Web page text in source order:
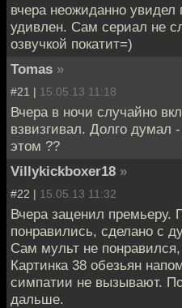
вчера неожиданно
удивлен. Сам сериал не
озвучкой покатит=)
Tomas »
#21 | 15.05.13 11:18
Вчера в ночи случайно
взвизгивал. Долго думал
этом ??
Villykickboxer18 »
#22 | 15.05.13 11:32
Вчера заценил премьеру.
понравились, сделано с
Сам мульт не
Картинка 38 обезьян
симпатии не вызывают.
дальше.